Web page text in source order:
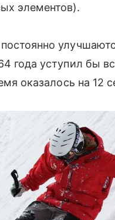
элементов).
года уступил бы
оказалось на 12